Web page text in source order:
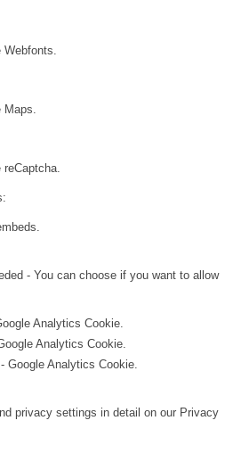
- You can choose if you want to allow
Analytics Cookie.
Analytics Cookie.
Google Analytics Cookie.
privacy settings in detail on our Privacy